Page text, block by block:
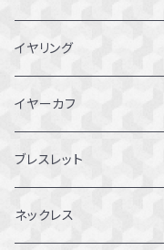
3~3.5号
4～4.5号
5～5.5号
6～6.5号
イヤリング
イヤーカフ
ブレスレット
ネックレス